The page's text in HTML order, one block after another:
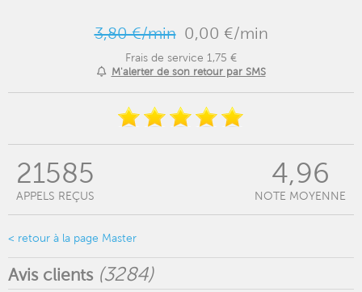
3,80 €/min 0,00 €/min
Frais de service 1,75 €
M'alerter de son retour par SMS
21585
APPELS REÇUS
4,96
NOTE MOYENNE
< retour à la page Master
Avis clients (3284)